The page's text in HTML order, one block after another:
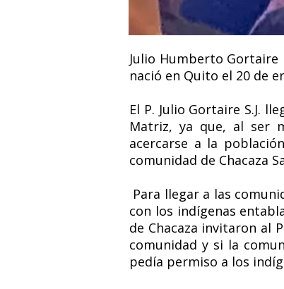
Julio Humberto Gortaire
nació en Quito el 20 de
El P. Julio Gortaire S.J.
Matriz, ya que, al ser
acercarse a la
comunidad de Chacaza
Para llegar a las
con los indígenas
de Chacaza invitaron al
comunidad y si la
pedía permiso a los